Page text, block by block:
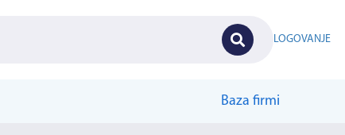
LOGOVANJE
Baza firmi